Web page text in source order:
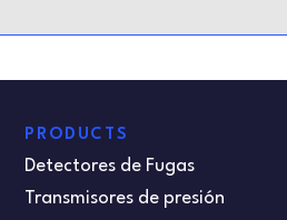
PRODUCTS
Detectores de Fugas
Transmisores de presión